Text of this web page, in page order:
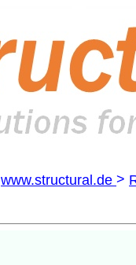
www.structural.de >